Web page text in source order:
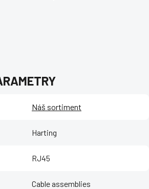
Náš sortiment
Harting
RJ45
Cable assemblies